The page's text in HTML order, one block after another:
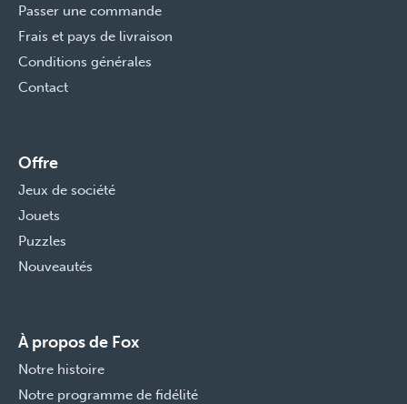
Passer une commande
Frais et pays de livraison
Conditions générales
Contact
Offre
Jeux de société
Jouets
Puzzles
Nouveautés
À propos de Fox
Notre histoire
Notre programme de fidélité